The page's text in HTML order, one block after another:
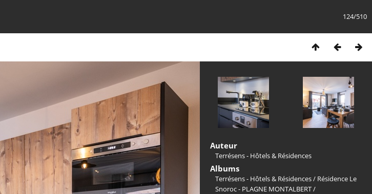
124/510
Auteur
Terrésens - Hôtels & Résidences
Albums
Terrésens - Hôtels & Résidences/ Résidence Le
Snoroc - PLAGNE MONTALBERT/